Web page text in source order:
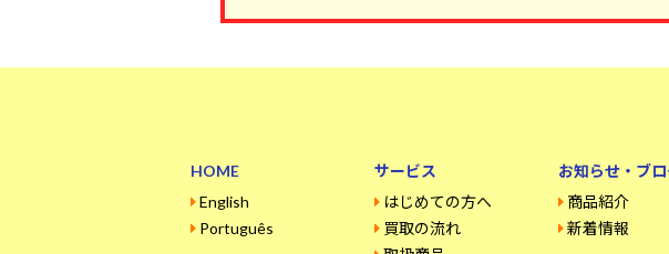
HOME
English
Português
サービス
はじめての方へ
買取の流れ
お知らせ・ブ
商品紹介
新着情報